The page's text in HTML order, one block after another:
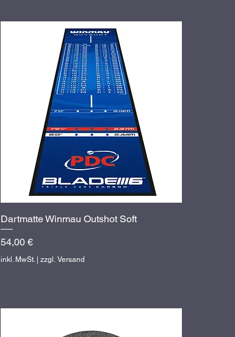
Schnellansicht
Dartmatte Winmau Outshot Soft
Preis
54,00 €
inkl. MwSt.|zzgl. Versand